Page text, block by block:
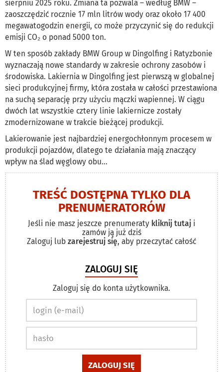
sierpniu 2025 roku. Zmiana ta pozwala – według BMW –
zaoszczędzić rocznie 17 mln litrów wody oraz około 17 400
megawatogodzin energii, co może przyczynić się do redukcji
emisji CO₂ o ponad 5000 ton.
W ten sposób zakłady BMW Group w Dingolfing i Ratyzbonie
wyznaczają nowe standardy w zakresie ochrony zasobów i
środowiska. Lakiernia w Dingolfing jest pierwszą w globalnej
sieci produkcyjnej firmy, która została w całości przestawiona
na suchą separację przy użyciu mączki wapiennej. W ciągu
dwóch lat wszystkie cztery linie lakiernicze zostały
zmodernizowane w trakcie bieżącej produkcji.
Lakierowanie jest najbardziej energochłonnym procesem w
produkcji pojazdów, dlatego te działania mają znaczący
wpływ na ślad węglowy obu...
TREŚĆ DOSTĘPNA TYLKO DLA
PRENUMERATORÓW
Jeśli nie masz jeszcze prenumeraty kliknij tutaj i
zamów ją już dziś
Zaloguj lub zarejestruj się, aby przeczytać całość
ZALOGUJ SIĘ
Zaloguj się do konta użytkownika.
Email
Password
ZALOGUJ SIĘ